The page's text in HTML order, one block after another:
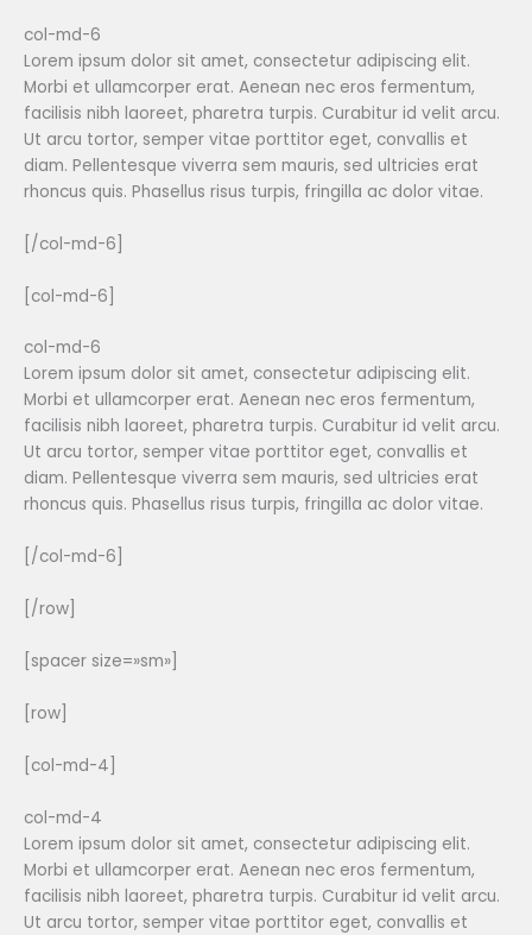
col-md-6
Lorem ipsum dolor sit amet, consectetur adipiscing elit.
Morbi et ullamcorper erat. Aenean nec eros fermentum,
facilisis nibh laoreet, pharetra turpis. Curabitur id velit arcu.
Ut arcu tortor, semper vitae porttitor eget, convallis et
diam. Pellentesque viverra sem mauris, sed ultricies erat
rhoncus quis. Phasellus risus turpis, fringilla ac dolor vitae.
[/col-md-6]
[col-md-6]
col-md-6
Lorem ipsum dolor sit amet, consectetur adipiscing elit.
Morbi et ullamcorper erat. Aenean nec eros fermentum,
facilisis nibh laoreet, pharetra turpis. Curabitur id velit arcu.
Ut arcu tortor, semper vitae porttitor eget, convallis et
diam. Pellentesque viverra sem mauris, sed ultricies erat
rhoncus quis. Phasellus risus turpis, fringilla ac dolor vitae.
[/col-md-6]
[/row]
[spacer size=»sm»]
[row]
[col-md-4]
col-md-4
Lorem ipsum dolor sit amet, consectetur adipiscing elit.
Morbi et ullamcorper erat. Aenean nec eros fermentum,
facilisis nibh laoreet, pharetra turpis. Curabitur id velit arcu.
Ut arcu tortor, semper vitae porttitor eget, convallis et